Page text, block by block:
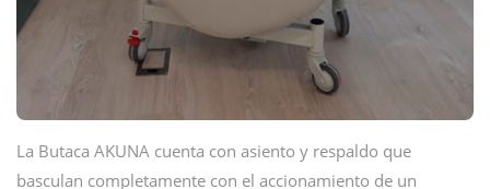
La Butaca AKUNA cuenta con asiento y respaldo que
basculan completamente con el accionamiento de un